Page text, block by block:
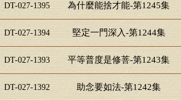
DT-027-1395 為什麼能捨才能-第1245集
DT-027-1394 堅定一門深入-第1244集
DT-027-1393 平等普度是修菩-第1243集
DT-027-1392 助念要如法-第1242集